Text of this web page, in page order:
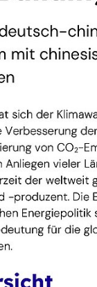
Länder
die Strategie
als
Zero-